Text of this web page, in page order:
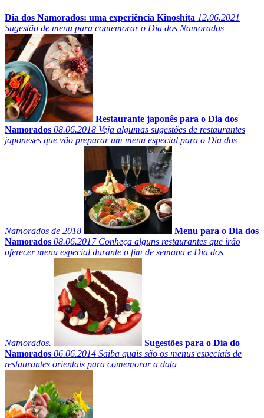
Dia dos Namorados: uma experiência Kinoshita 12.06.2021
Sugestão de menu para comemorar o Dia dos Namorados
Restaurante japonês para o Dia dos
Namorados 08.06.2018 Veja algumas sugestões de restaurantes
japoneses que vão preparar um menu especial para o Dia dos
Namorados de 2018
Menu para o Dia dos
Namorados 08.06.2017Conheça alguns restaurantes que irão
oferecer menu especial durante o fim de semana e Dia dos
Namorados.
Sugestões para o Dia do
Namorados 06.06.2014 Saiba quais são os menus especiais de
restaurantes orientais para comemorar a data